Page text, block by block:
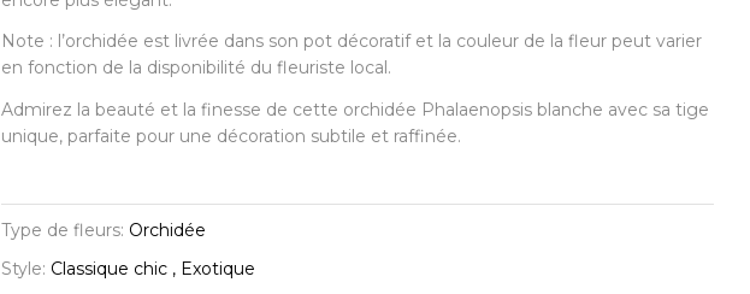
Note : l’orchidée est livrée dans son pot décoratif et la couleur de la fleur peut varier
en fonction de la disponibilité du fleuriste local.
Admirez la beauté et la finesse de cette orchidée Phalaenopsis blanche avec sa tige
unique, parfaite pour une décoration subtile et raffinée.
Type de fleurs: Orchidée
Style: Classique chic , Exotique